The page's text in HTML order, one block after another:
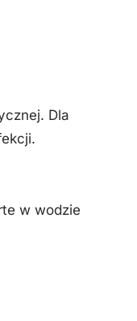
Dla
w wodzie